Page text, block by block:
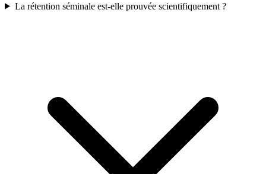
La rétention séminale est-elle prouvée scientifiquement ?